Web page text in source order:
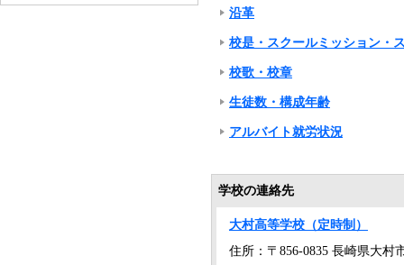
沿革
校是・スクールミッション・
校歌・校章
生徒数・構成年齢
アルバイト就労状況
学校の連絡先
大村高等学校（定時制）
住所：〒856-0835 長崎県大村